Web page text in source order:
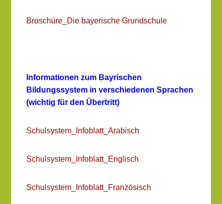
Broschüre_Die bayerische Grundschule
Informationen zum Bayrischen
Bildungssystem in verschiedenen Sprachen
(wichtig für den Übertritt)
Schulsystem_Infoblatt_Arabisch
Schulsystem_Infoblatt_Englisch
Schulsystem_Infoblatt_Französisch